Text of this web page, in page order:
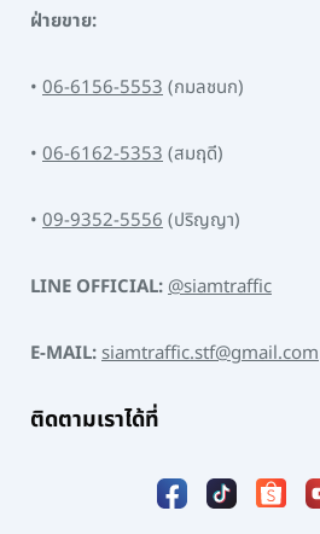
ฝ่ายขาย:
• 06-6156-5553(กมลชนก)
• 06-6162-5353(สมฤดี)
• 09-9352-5556(ปริญญา)
LINE OFFICIAL:@siamtraffic
E-MAIL:siamtraffic.stf@gmail.com
ติดตามเราได้ที่